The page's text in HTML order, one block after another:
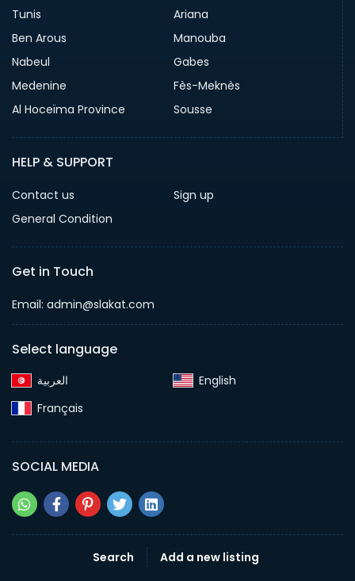
Tunis
Ariana
Ben Arous
Manouba
Nabeul
Gabes
Medenine
Fès-Meknès
Al Hoceïma Province
Sousse
HELP & SUPPORT
Contact us
Sign up
General Condition
Get in Touch
Email: admin@slakat.com
Select language
English‎
Français‎
SOCIAL MEDIA
Search Add a new listing